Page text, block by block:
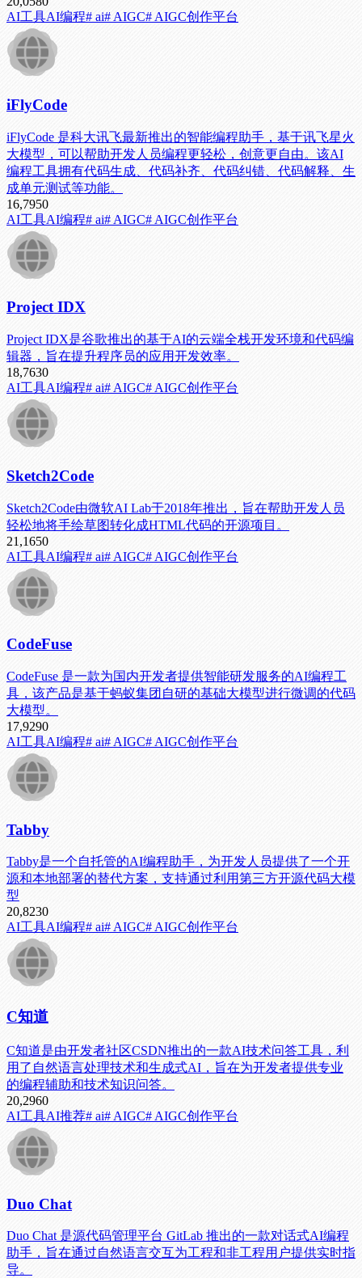
AI工具AI编程# ai# AIGC# AIGC创作平台
iFlyCode
iFlyCode 是科大讯飞最新推出的智能编程助手，基于讯飞星火
大模型，可以帮助开发人员编程更轻松，创意更自由。该AI
编程工具拥有代码生成、代码补齐、代码纠错、代码解释、生
成单元测试等功能。
16,7950
AI工具AI编程# ai# AIGC# AIGC创作平台
Project IDX
Project IDX是谷歌推出的基于AI的云端全栈开发环境和代码编
辑器，旨在提升程序员的应用开发效率。
18,7630
AI工具AI编程# ai# AIGC# AIGC创作平台
Sketch2Code
Sketch2Code由微软AI Lab于2018年推出，旨在帮助开发人员
轻松地将手绘草图转化成HTML代码的开源项目。
21,1650
AI工具AI编程# ai# AIGC# AIGC创作平台
CodeFuse
CodeFuse 是一款为国内开发者提供智能研发服务的AI编程工
具，该产品是基于蚂蚁集团自研的基础大模型进行微调的代码
大模型。
17,9290
AI工具AI编程# ai# AIGC# AIGC创作平台
Tabby
Tabby是一个自托管的AI编程助手，为开发人员提供了一个开
源和本地部署的替代方案，支持通过利用第三方开源代码大模
型
20,8230
AI工具AI编程# ai# AIGC# AIGC创作平台
C知道
C知道是由开发者社区CSDN推出的一款AI技术问答工具，利
用了自然语言处理技术和生成式AI，旨在为开发者提供专业
的编程辅助和技术知识问答。
20,2960
AI工具AI推荐# ai# AIGC# AIGC创作平台
Duo Chat
Duo Chat 是源代码管理平台 GitLab 推出的一款对话式AI编程
助手，旨在通过自然语言交互为工程和非工程用户提供实时指
导。